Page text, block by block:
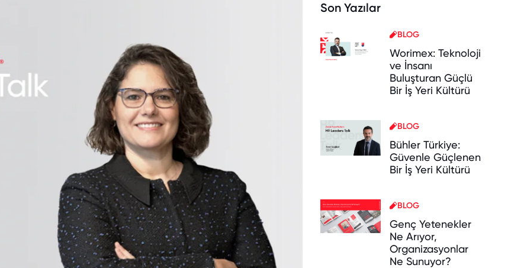
Son Yazılar
BLOG
Worimex: Teknoloji
ve İnsanı
Buluşturan Güçlü
Bir İş Yeri Kültürü
BLOG
Bühler Türkiye:
Güvenle Güçlenen
Bir İş Yeri Kültürü
BLOG
Genç Yetenekler
Ne Arıyor,
Organizasyonlar
Ne Sunuyor?